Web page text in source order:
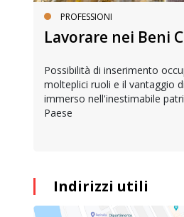
PROFESSIONI
Lavorare nei Beni
Possibilità di inserimento
molteplici ruoli e il vantaggio
immerso nell'inestimabile
Paese
Indirizzi utili